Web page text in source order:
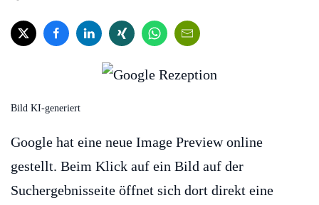
Bild KI-generiert
Google hat eine neue Image Preview online
gestellt. Beim Klick auf ein Bild auf der
Suchergebnisseite öffnet sich dort direkt eine